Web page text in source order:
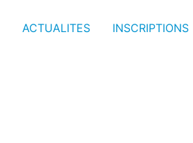
ACTUALITES INSCRIPTIONS